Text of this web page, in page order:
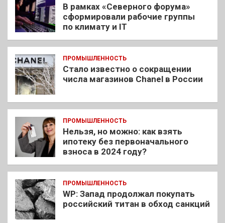
В рамках «Северного форума»
сформировали рабочие группы
по климату и IT
ПРОМЫШЛЕННОСТЬ
Стало известно о сокращении
числа магазинов Chanel в России
ПРОМЫШЛЕННОСТЬ
Нельзя, но можно: как взять
ипотеку без первоначального
взноса в 2024 году?
ПРОМЫШЛЕННОСТЬ
WP: Запад продолжал покупать
российский титан в обход санкций